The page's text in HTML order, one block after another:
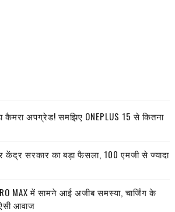
कैमरा अपग्रेड! समझिए ONEPLUS 15 से कितना
केंद्र सरकार का बड़ा फैसला, 100 एमजी से ज्यादा
MAX में सामने आई अजीब समस्या, चार्जिंग के
आवाज